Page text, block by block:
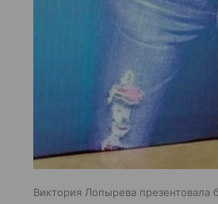
Виктория Лопырева